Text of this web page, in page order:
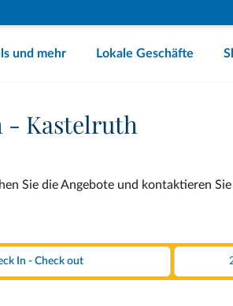
und mehr Lokale Geschäfte
- Kastelruth
Sie die Angebote und kontaktieren